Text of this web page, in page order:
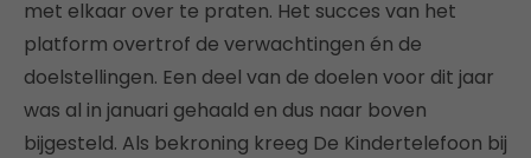
met elkaar over te praten. Het succes van het
platform overtrof de verwachtingen én de
doelstellingen. Een deel van de doelen voor dit jaar
was al in januari gehaald en dus naar boven
bijgesteld. Als bekroning kreeg De Kindertelefoon bij